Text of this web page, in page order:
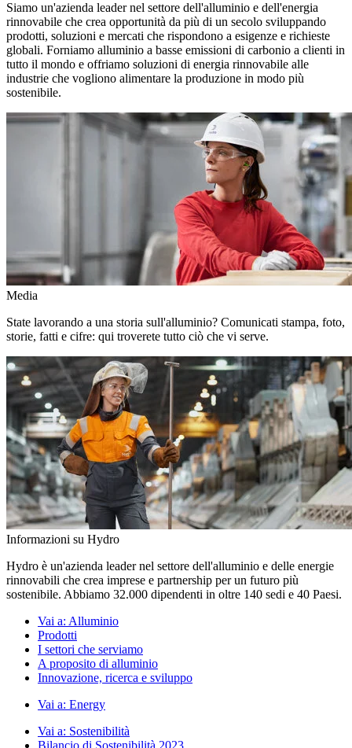
Siamo un'azienda leader nel settore dell'alluminio e dell'energia
rinnovabile che crea opportunità da più di un secolo sviluppando
prodotti, soluzioni e mercati che rispondono a esigenze e richieste
globali. Forniamo alluminio a basse emissioni di carbonio a clienti in
tutto il mondo e offriamo soluzioni di energia rinnovabile alle
industrie che vogliono alimentare la produzione in modo più
sostenibile.
Media
State lavorando a una storia sull'alluminio? Comunicati stampa, foto,
storie, fatti e cifre: qui troverete tutto ciò che vi serve.
Informazioni su Hydro
Hydro è un'azienda leader nel settore dell'alluminio e delle energie
rinnovabili che crea imprese e partnership per un futuro più
sostenibile. Abbiamo 32.000 dipendenti in oltre 140 sedi e 40 Paesi.
Vai a: Alluminio
Prodotti
I settori che serviamo
A proposito di alluminio
Innovazione, ricerca e sviluppo
Vai a: Energy
Vai a: Sostenibilità
Bilancio di Sostenibilità 2023